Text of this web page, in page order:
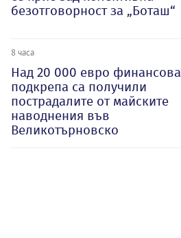
безотговорност за „Боташ“
8 часа
Над 20 000 евро финансова
подкрепа са получили
пострадалите от майските
наводнения във
Великотърновско